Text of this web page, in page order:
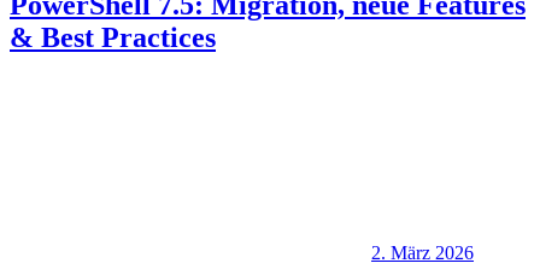
& Best Practices
2. März 2026